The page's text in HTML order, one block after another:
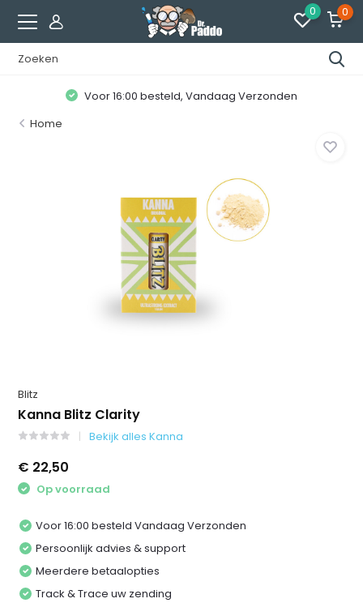
0 0
Voor 16:00 besteld, Vandaag Verzonden
Home
Blitz
Kanna Blitz Clarity
Bekijk alles Kanna
€ 22,50
Op voorraad
Voor 16:00 besteld Vandaag Verzonden
Persoonlijk advies & support
Meerdere betaalopties
Track & Trace uw zending